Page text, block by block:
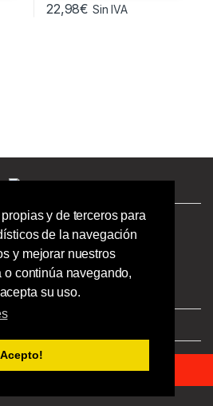
y de terceros para
de la navegación
y mejorar nuestros
o continúa navegando,
su uso.
Acepto!
22,98€ Sin IVA
¡Llámanos!
986244723 |
Barcelona 41,
Izquierdo,
- Pontevedra.
los derechos reservados.